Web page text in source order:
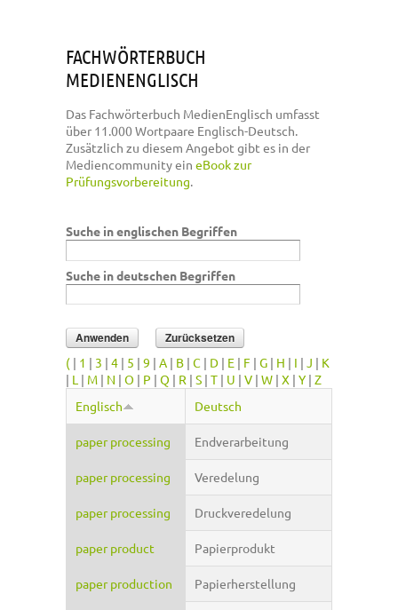
FACHWÖRTERBUCH
MEDIENENGLISCH
Das Fachwörterbuch MedienEnglisch umfasst
über 11.000 Wortpaare Englisch-Deutsch.
Zusätzlich zu diesem Angebot gibt es in der
Mediencommunity ein eBook zur
Prüfungsvorbereitung.
Suche in englischen Begriffen
Suche in deutschen Begriffen
( | 1 | 3 | 4 | 5 | 9 | A | B | C | D | E | F | G | H | I | J | K
| L | M | N | O | P | Q | R | S | T | U | V | W | X | Y | Z
Englisch
Deutsch
paper processing Endverarbeitung
paper processing Veredelung
paper processing Druckveredelung
paper product Papierprodukt
paper production Papierherstellung